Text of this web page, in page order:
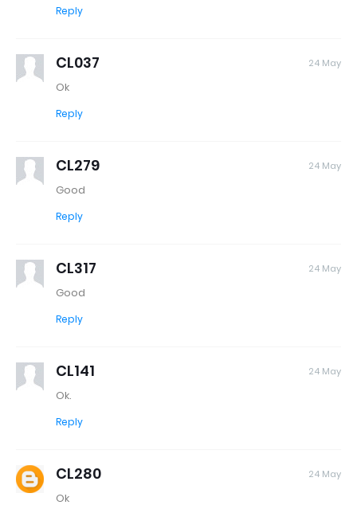
Reply
CL037 24 May
Ok
Reply
CL279 24 May
Good
Reply
CL317 24 May
Good
Reply
CL141 24 May
Ok.
Reply
CL280 24 May
Ok